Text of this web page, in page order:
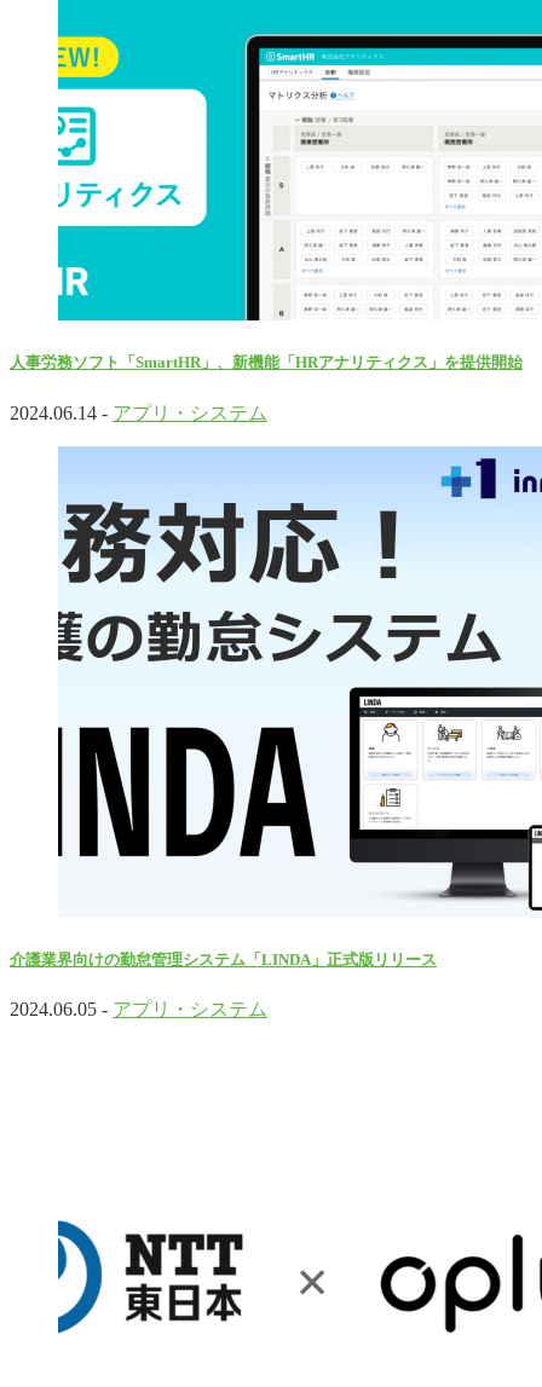
人事労務ソフト「SmartHR」、新機能「HRアナリティクス」を提供開始
2024.06.14 - アプリ・システム
介護業界向けの勤怠管理システム「LINDA」正式版リリース
2024.06.05 - アプリ・システム